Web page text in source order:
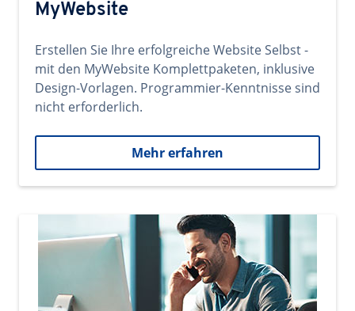
MyWebsite
Erstellen Sie Ihre erfolgreiche Website Selbst -
mit den MyWebsite Komplettpaketen, inklusive
Design-Vorlagen. Programmier-Kenntnisse sind
nicht erforderlich.
Mehr erfahren